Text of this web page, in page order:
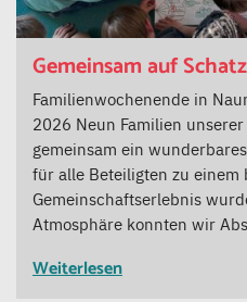
Gemeinsam auf
Familienwochenende in
2026 Neun Familien
gemeinsam ein
für alle Beteiligten zu einem
Gemeinschaftserlebnis
Atmosphäre konnten wir
Weiterlesen